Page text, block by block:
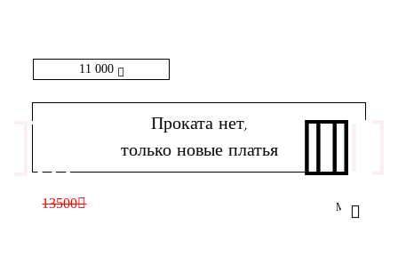
11 000
Проката нет,
только новые платья
13500 Megan